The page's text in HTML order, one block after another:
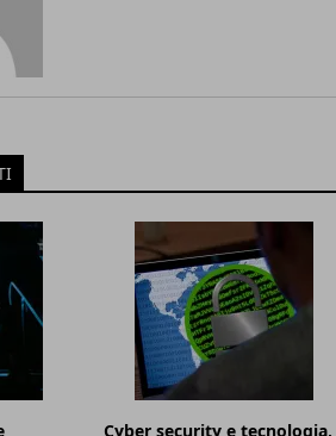
Cyber security e tecnologia,